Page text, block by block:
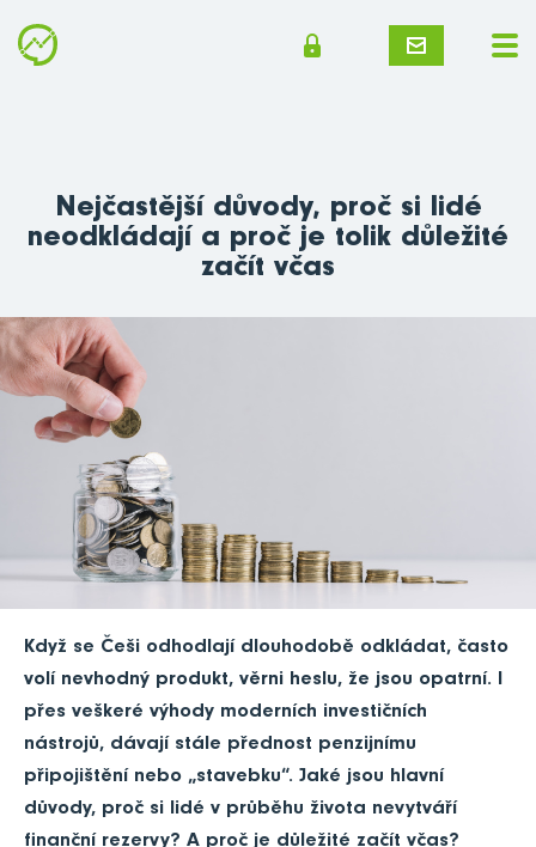
Nejčastější důvody, proč si lidé
neodkládají a proč je tolik důležité
začít včas
Když se Češi odhodlají dlouhodobě odkládat, často
volí nevhodný produkt, věrni heslu, že jsou opatrní. I
přes veškeré výhody moderních investičních
nástrojů, dávají stále přednost penzijnímu
připojištění nebo „stavebku“. Jaké jsou hlavní
důvody, proč si lidé v průběhu života nevytváří